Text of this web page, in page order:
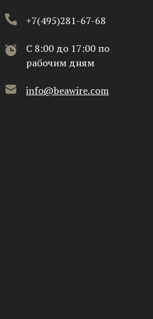
+7(495)281-67-68
C 8:00 до 17:00 по
рабочим дням
info@beawire.com